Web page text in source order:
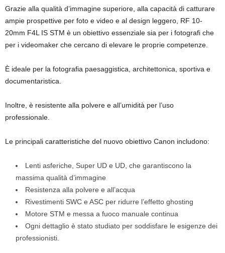
Grazie alla qualità d’immagine superiore, alla capacità di catturare
ampie prospettive per foto e video e al design leggero, RF 10-
20mm F4L IS STM è un obiettivo essenziale sia per i fotografi che
per i videomaker che cercano di elevare le proprie competenze.
È ideale per la fotografia paesaggistica, architettonica, sportiva e
documentaristica.
Inoltre, è resistente alla polvere e all’umidità per l’uso
professionale.
Le principali caratteristiche del nuovo obiettivo Canon includono:
Lenti asferiche, Super UD e UD, che garantiscono la
massima qualità d’immagine
Resistenza alla polvere e all’acqua
Rivestimenti SWC e ASC per ridurre l’effetto ghosting
Motore STM e messa a fuoco manuale continua
Ogni dettaglio è stato studiato per soddisfare le esigenze dei
professionisti.